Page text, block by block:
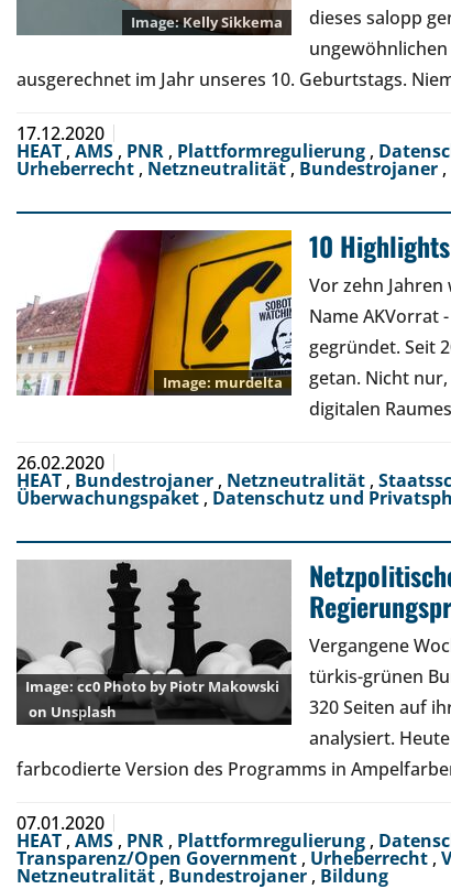
Kelly Sikkema
dieses salopp
ausgerechnet im Jahr unseres 10. Geburtstags.
17.12.2020
HEAT , AMS , PNR , Plattformregulierung ,
Urheberrecht , Netzneutralität, Bundestrojaner ,
murdelta
10
Vor zehn
Name AKVorrat
gegründet. Seit
getan. Nicht
digitalen
26.02.2020
HEAT , Bundestrojaner , Netzneutralität ,
Überwachungspaket , Datenschutz und
cc0 Photo byPiotr Makowski
on Unsplash
Vergangene
türkis-grünen
320 Seiten auf
analysiert.
farbcodierte Version des Programms in
07.01.2020
HEAT , AMS , PNR , Plattformregulierung ,
Transparenz/Open Government , Urheberrecht ,
Netzneutralität , Bundestrojaner , Bildung